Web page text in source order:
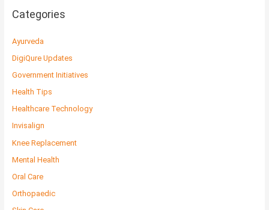
Categories
Ayurveda
DigiQure Updates
Government Initiatives
Health Tips
Healthcare Technology
Invisalign
Knee Replacement
Mental Health
Oral Care
Orthopaedic